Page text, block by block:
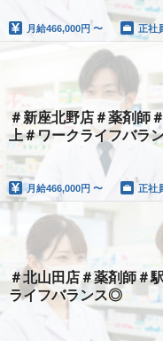
月給466,000円 〜 正社
＃新座北野店＃薬剤師
上＃ワークライフバラ
月給466,000円 〜 正社
＃北山田店＃薬剤師＃
ライフバランス◎